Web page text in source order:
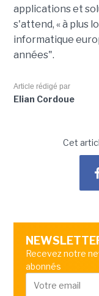
applications et
s'attend, « à plus
informatique
années".
Article rédigé par
Elian Cordoue
Cet
Recevez notre
abonnés